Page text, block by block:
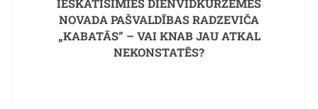
NOVADA PAŠVALDĪBAS RADZEVIČA
„KABATĀS” – VAI KNAB JAU ATKAL
NEKONSTATĒS?